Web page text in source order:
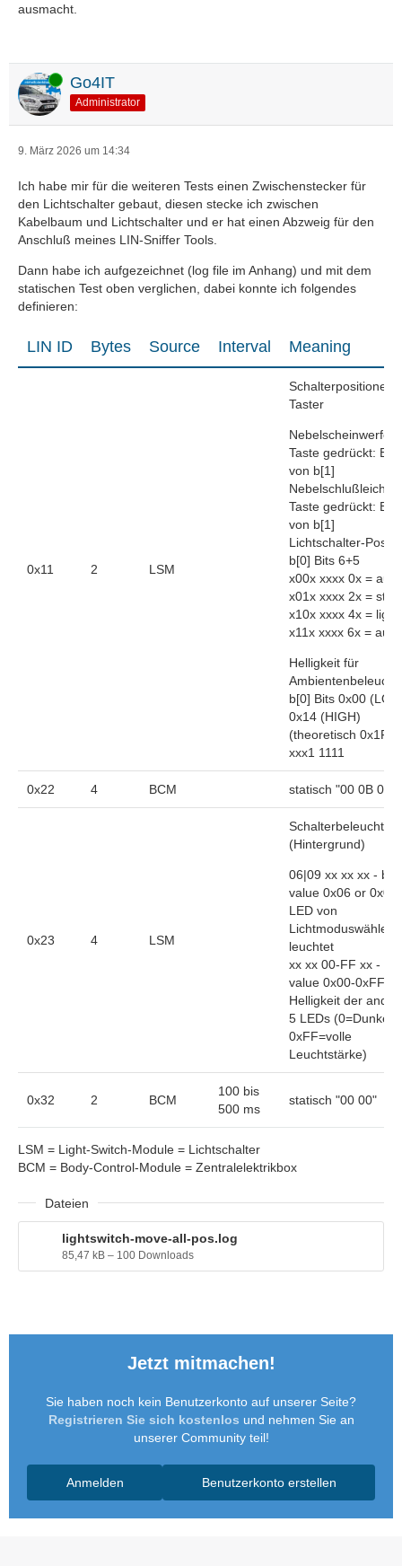
Scan complete.
ausmacht.
Online Go4IT
Administrator
9. März 2026 um 14:34
Ich habe mir für die weiteren Tests einen Zwischenstecker für
den Lichtschalter gebaut, diesen stecke ich zwischen
Kabelbaum und Lichtschalter und er hat einen Abzweig für den
Anschluß meines LIN-Sniffer Tools.
Dann habe ich aufgezeichnet (log file im Anhang) und mit dem
statischen Test oben verglichen, dabei konnte ich folgendes
definieren:
LIN ID Bytes Source Interval Meaning
0x11 2 LSM
Schalterpositionen
Taster
Nebelscheinwerfer-
Taste gedrückt: Bit
von b[1]
Nebelschlußleichte-
Taste gedrückt: Bit
von b[1]
Lichtschalter-
b[0] Bits 6+5
x00x xxxx 0x = aus
x01x xxxx 2x =
x10x xxxx 4x = light
x11x xxxx 6x = auto
Helligkeit für
b[0] Bits 0x00
0x14 (HIGH)
(theoretisch 0x1F)
xxx1 1111
0x22 4 BCM statisch "00 0B 00
0x23 4 LSM
(Hintergrund)
06|09 xx xx xx -
value 0x06 or 0x09
LED von
Lichtmoduswähler
leuchtet
xx xx 00-FF xx -
value 0x00-0xFF =>
Helligkeit der
5 LEDs (0=Dunkel,
0xFF=volle
Leuchtstärke)
0x32 2 BCM
100 bis
500 ms
statisch "00 00"
LSM = Light-Switch-Module = Lichtschalter
BCM = Body-Control-Module = Zentralelektrikbox
Dateien
lightswitch-move-all-pos.log
85,47 kB – 100 Downloads
Jetzt mitmachen!
Sie haben noch kein Benutzerkonto auf unserer Seite?
Registrieren Sie sich kostenlos und nehmen Sie an
unserer Community teil!
Benutzerkonto erstellen
Anmelden